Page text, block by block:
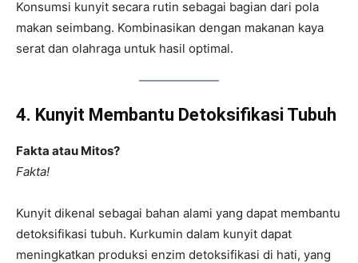
Konsumsi kunyit secara rutin sebagai bagian dari pola
makan seimbang. Kombinasikan dengan makanan kaya
serat dan olahraga untuk hasil optimal.
4. Kunyit Membantu Detoksifikasi Tubuh
Fakta atau Mitos?
Fakta!
Kunyit dikenal sebagai bahan alami yang dapat membantu
detoksifikasi tubuh. Kurkumin dalam kunyit dapat
meningkatkan produksi enzim detoksifikasi di hati, yang